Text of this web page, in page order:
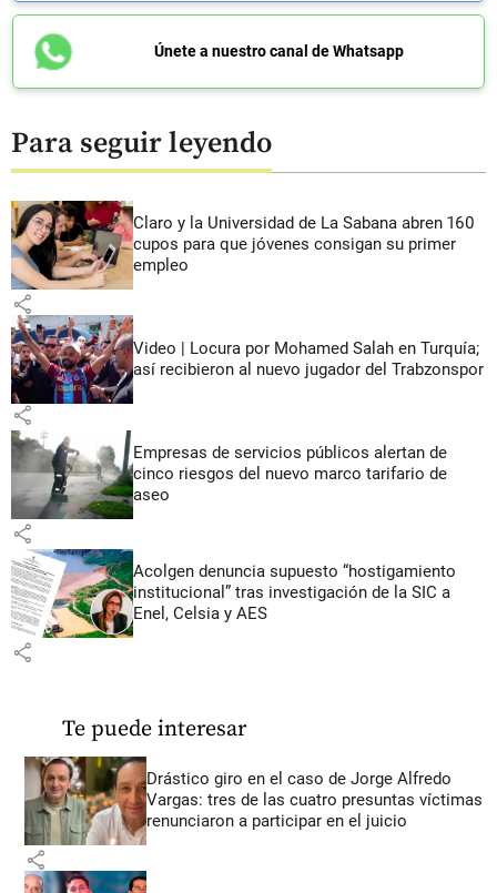
Únete a nuestro canal de Whatsapp
Para seguir leyendo
Claro y la Universidad de La Sabana abren 160
cupos para que jóvenes consigan su primer
empleo
share
Video | Locura por Mohamed Salah en Turquía;
así recibieron al nuevo jugador del Trabzonspor
share
Empresas de servicios públicos alertan de
cinco riesgos del nuevo marco tarifario de
aseo
share
Acolgen denuncia supuesto “hostigamiento
institucional” tras investigación de la SIC a
Enel, Celsia y AES
share
Te puede interesar
Drástico giro en el caso de Jorge Alfredo
Vargas: tres de las cuatro presuntas víctimas
renunciaron a participar en el juicio
share